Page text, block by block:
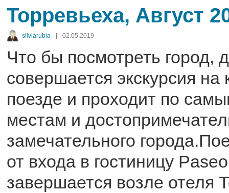
Торревьеха, Август
silviarubia 02.05.2019
Что бы посмотреть город,
совершается экскурсия
поезде и проходит по
местам и
замечательного
от входа в гостиницу
завершается возле отеля